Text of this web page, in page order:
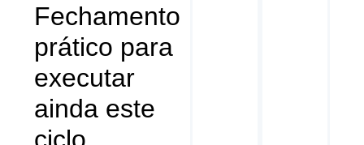
Fechamento
prático para
executar
ainda este
ciclo